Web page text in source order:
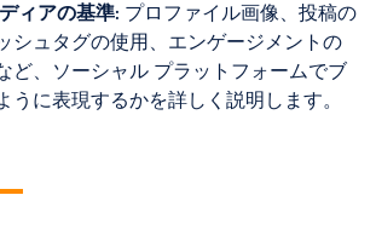
ィアの基準: プロファイル画像、投稿の
シュタグの使用、エンゲージメントの
ど、ソーシャル プラットフォームでブ
うに表現するかを詳しく説明します。